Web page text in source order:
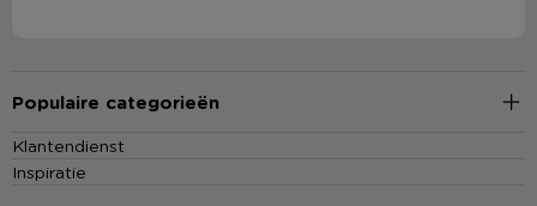
Populaire categorieën
Klantendienst
Inspiratie